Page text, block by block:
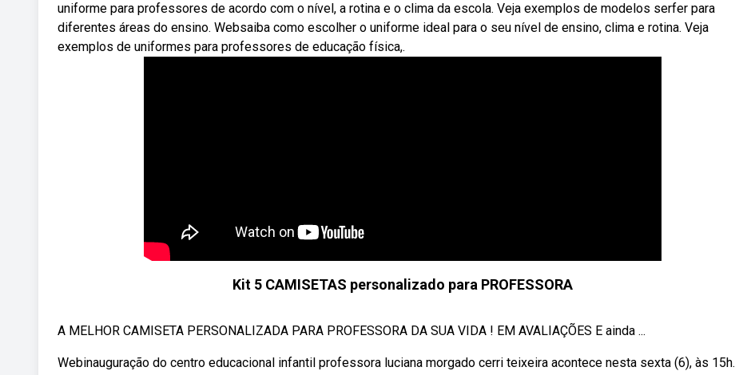
uniforme para professores de acordo com o nível, a rotina e o clima da escola. Veja exemplos de modelos serfer para
diferentes áreas do ensino. Websaiba como escolher o uniforme ideal para o seu nível de ensino, clima e rotina. Veja
exemplos de uniformes para professores de educação física,.
Kit 5 CAMISETAS personalizado para PROFESSORA
A MELHOR CAMISETA PERSONALIZADA PARA PROFESSORA DA SUA VIDA ! EM AVALIAÇÕES E ainda ...
Webinauguração do centro educacional infantil professora luciana morgado cerri teixeira acontece nesta sexta (6), às 15h.